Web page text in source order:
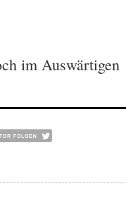
im Auswärtigen